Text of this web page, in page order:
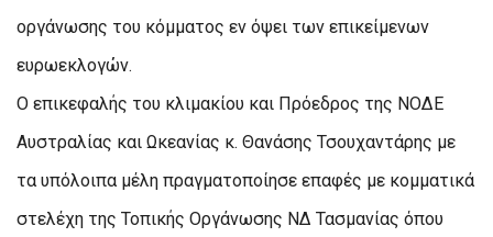
οργάνωσης του κόμματος εν όψει των επικείμενων
ευρωεκλογών.
Ο επικεφαλής του κλιμακίου και Πρόεδρος της ΝΟΔΕ
Αυστραλίας και Ωκεανίας κ. Θανάσης Τσουχαντάρης με
τα υπόλοιπα μέλη πραγματοποίησε επαφές με κομματικά
στελέχη της Τοπικής Οργάνωσης ΝΔ Τασμανίας όπου